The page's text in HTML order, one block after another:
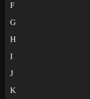
F
G
H
I
J
K